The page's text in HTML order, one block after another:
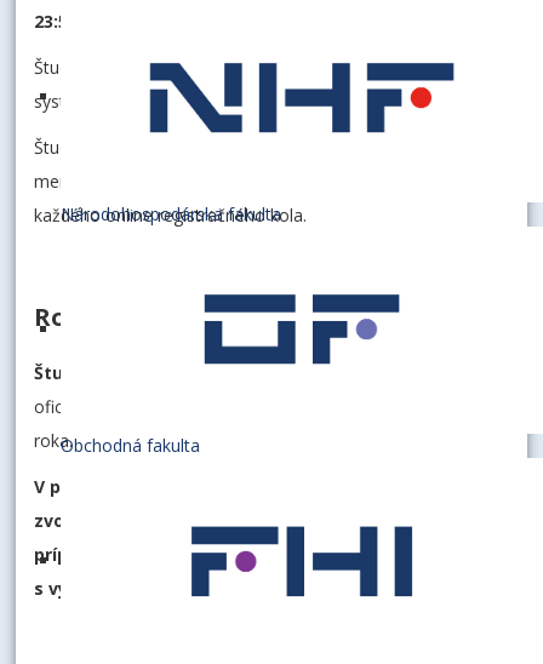
Národohospodárska fakulta
Obchodná fakulta
23:59).
Študenti sa musia prihlásiť na kurzy v našom internom
systéme.
Študenti dostanú všetky podrobné pokyny, používateľské
mená a heslá do AIS, príručku a špecifické podmienky
každého online registračného kola.
Rozvrh výučby
Študenti obdržia rozvrh výučby 1-2 týždne
oficiálnym zahájením semestra príslušného akademického
roka.
V prípade prekrývania predmetov si študent musí
zvoliť náhradný predmet, ponúkaný v inom čase,
prípadne konzultovať danú situáciu priamo
s vyučujúcim